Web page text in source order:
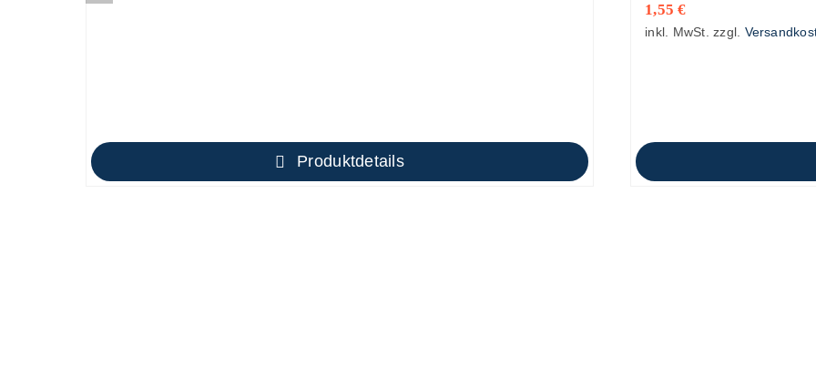
Produktdetails
1,55€
inkl. MwSt. zzgl.